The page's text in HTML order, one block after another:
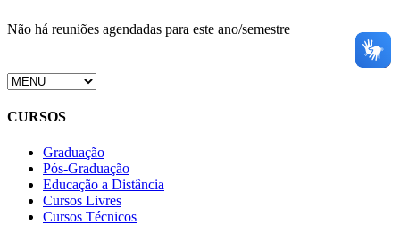
Não há reuniões agendadas para este ano/semestre
CURSOS
Graduação
Pós-Graduação
Educação a Distância
Cursos Livres
Cursos Técnicos